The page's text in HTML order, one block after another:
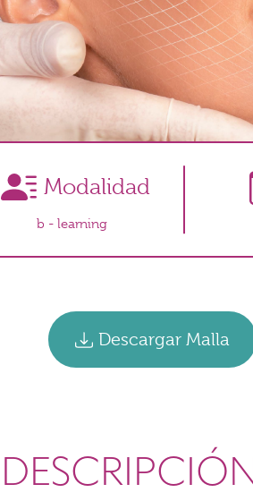
Modalidad
b - learning
Descargar Malla